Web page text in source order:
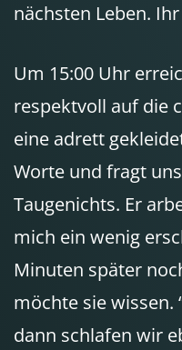
nächsten Leben.
Um 15:00 Uhr
respektvoll auf die
eine adrett
Worte und fragt
Taugenichts. Er
mich ein wenig
Minuten später
möchte sie wissen.
dann schlafen wir